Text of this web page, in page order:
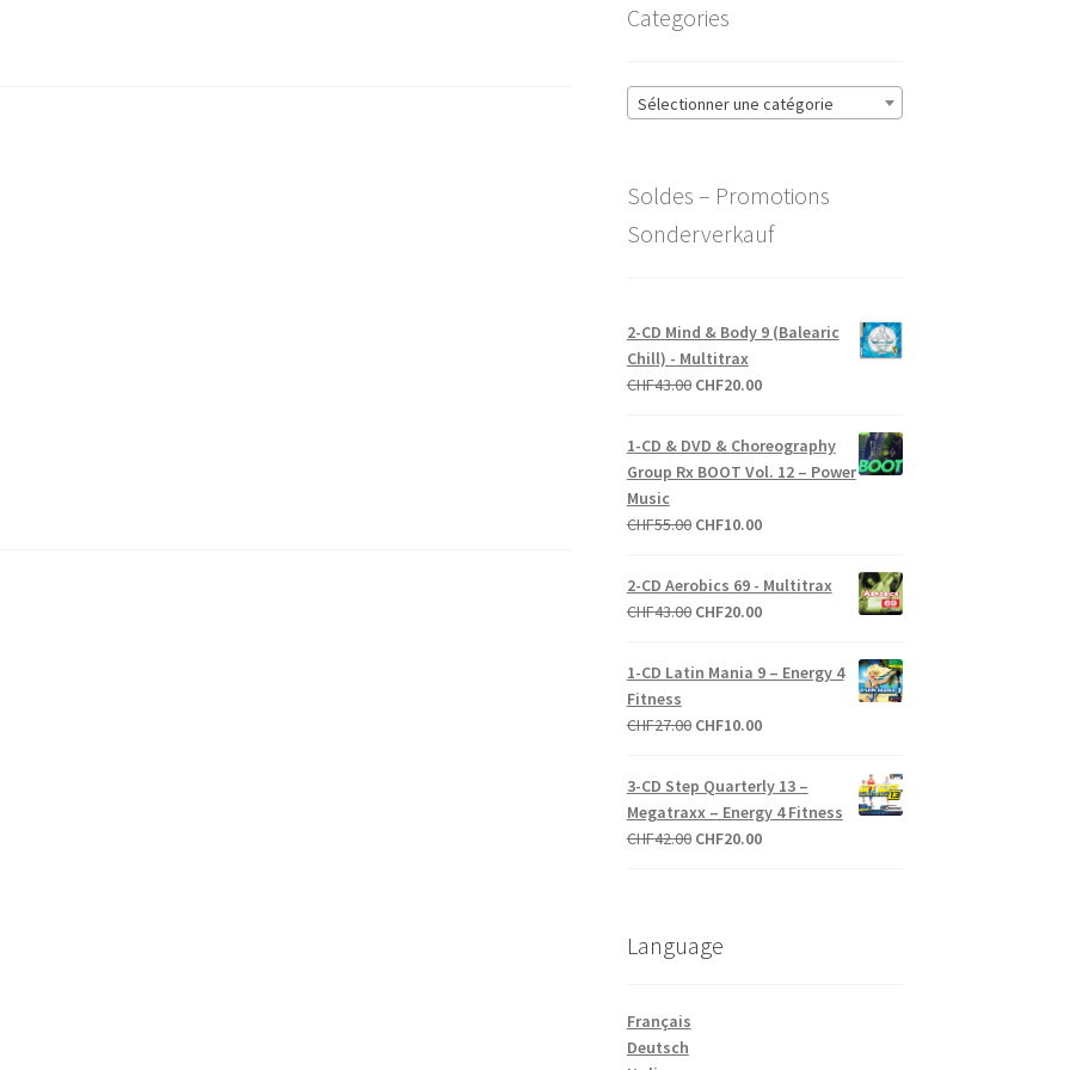
Categories
Sélectionner une catégorie
Soldes – Promotions
Sonderverkauf
2-CD Mind & Body 9 (Balearic
Chill) - Multitrax
CHF43.00 Le
initial
était :
CHF20.00Le
est :
1-CD & DVD & Choreography
Group Rx BOOT Vol. 12 – Power
Music
CHF55.00 Le
initial
était :
CHF10.00Le
actuel
est :
2-CD Aerobics 69 - Multitrax
CHF43.00 Le
initial
CHF43.00.
CHF20.00Le
actuel
CHF20.00.
1-CD Latin Mania 9 – Energy 4
Fitness
CHF27.00 Le
initial
était :
CHF27.00.
CHF10.00Le
actuel
est :
CHF10.00.
3-CD Step Quarterly 13 –
Megatraxx – Energy 4 Fitness
CHF42.00 Le
CHF42.00.
CHF20.00Le
Language
Français
Deutsch